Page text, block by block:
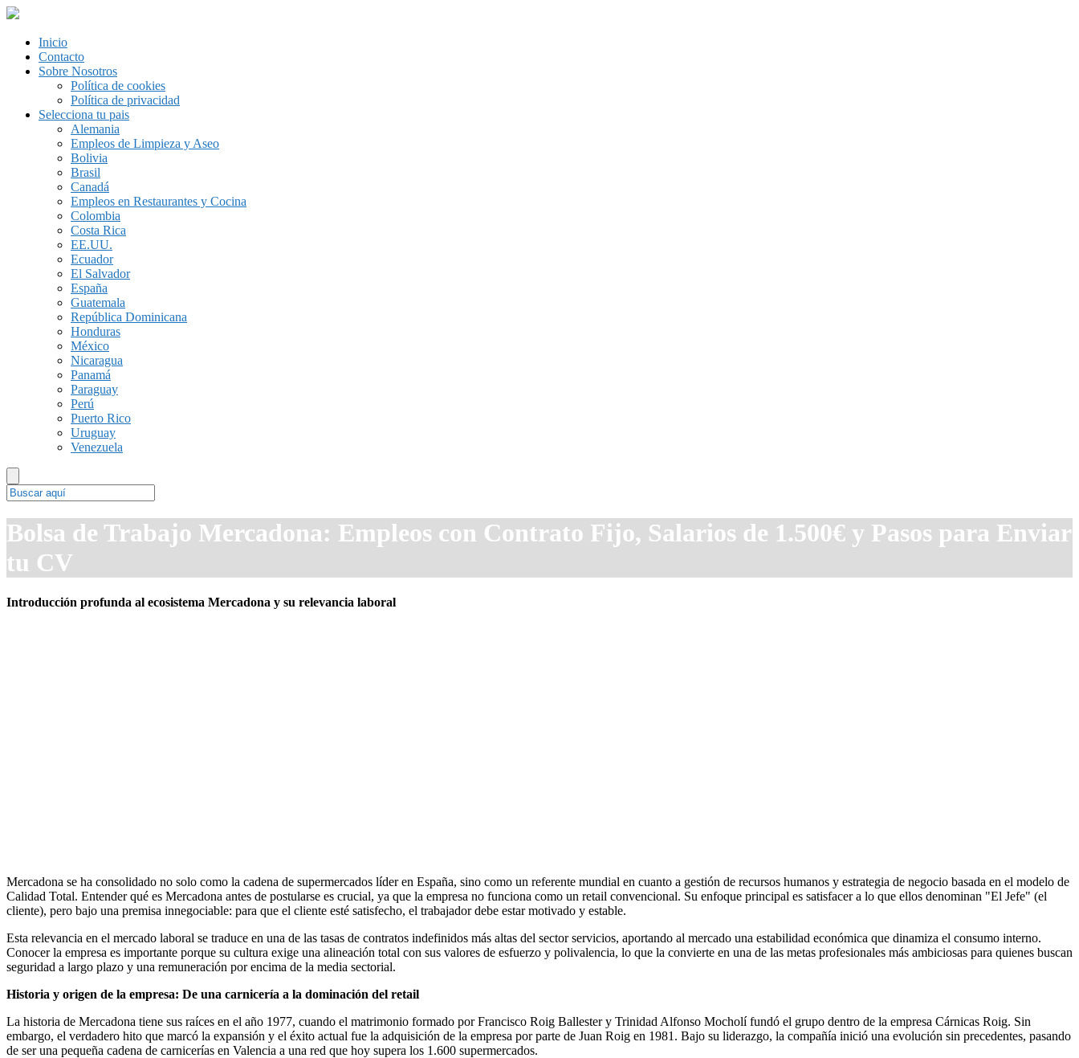
Inicio
Contacto
Sobre Nosotros
Política de cookies
Política de privacidad
Selecciona tu pais
Alemania
Empleos de Limpieza y Aseo
Bolivia
Brasil
Canadá
Empleos en Restaurantes y Cocina
Colombia
Costa Rica
EE.UU.
Ecuador
El Salvador
España
Guatemala
República Dominicana
Honduras
México
Nicaragua
Panamá
Paraguay
Perú
Puerto Rico
Uruguay
Venezuela
Bolsa de Trabajo Mercadona: Empleos con Contrato Fijo, Salarios de 1.500€ y Pasos para Enviar
tu CV
Introducción profunda al ecosistema Mercadona y su relevancia laboral
Mercadona se ha consolidado no solo como la cadena de supermercados líder en España, sino como un referente mundial en cuanto a gestión de recursos humanos y estrategia de negocio basada en el modelo de
Calidad Total. Entender qué es Mercadona antes de postularse es crucial, ya que la empresa no funciona como un retail convencional. Su enfoque principal es satisfacer a lo que ellos denominan "El Jefe" (el
cliente), pero bajo una premisa innegociable: para que el cliente esté satisfecho, el trabajador debe estar motivado y estable.
Esta relevancia en el mercado laboral se traduce en una de las tasas de contratos indefinidos más altas del sector servicios, aportando al mercado una estabilidad económica que dinamiza el consumo interno.
Conocer la empresa es importante porque su cultura exige una alineación total con sus valores de esfuerzo y polivalencia, lo que la convierte en una de las metas profesionales más ambiciosas para quienes buscan
seguridad a largo plazo y una remuneración por encima de la media sectorial.
Historia y origen de la empresa: De una carnicería a la dominación del retail
La historia de Mercadona tiene sus raíces en el año 1977, cuando el matrimonio formado por Francisco Roig Ballester y Trinidad Alfonso Mocholí fundó el grupo dentro de la empresa Cárnicas Roig. Sin
embargo, el verdadero hito que marcó la expansión y el éxito actual fue la adquisición de la empresa por parte de Juan Roig en 1981. Bajo su liderazgo, la compañía inició una evolución sin precedentes, pasando
de ser una pequeña cadena de carnicerías en Valencia a una red que hoy supera los 1.600 supermercados.